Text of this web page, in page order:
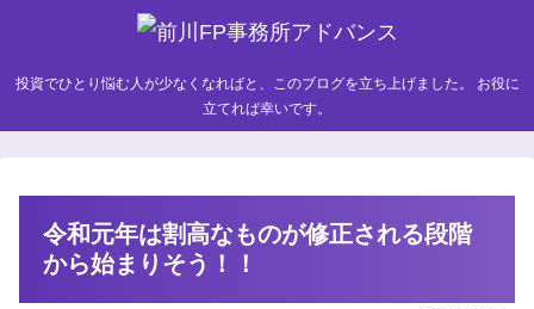
投資でひとり悩む人が少なくなればと、このブログを立ち上げました。 お役に
立てれば幸いです。
令和元年は割高なものが修正される段階
から始まりそう！！